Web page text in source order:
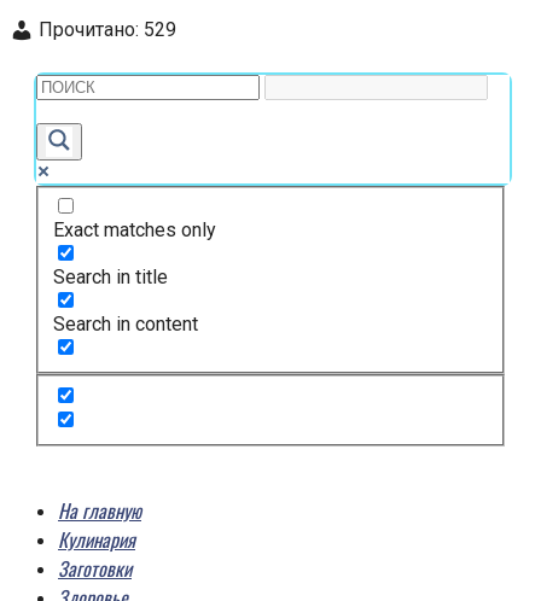
Прочитано: 529
Exact matches only
Search in title
Search in content
На главную
Кулинария
Заготовки